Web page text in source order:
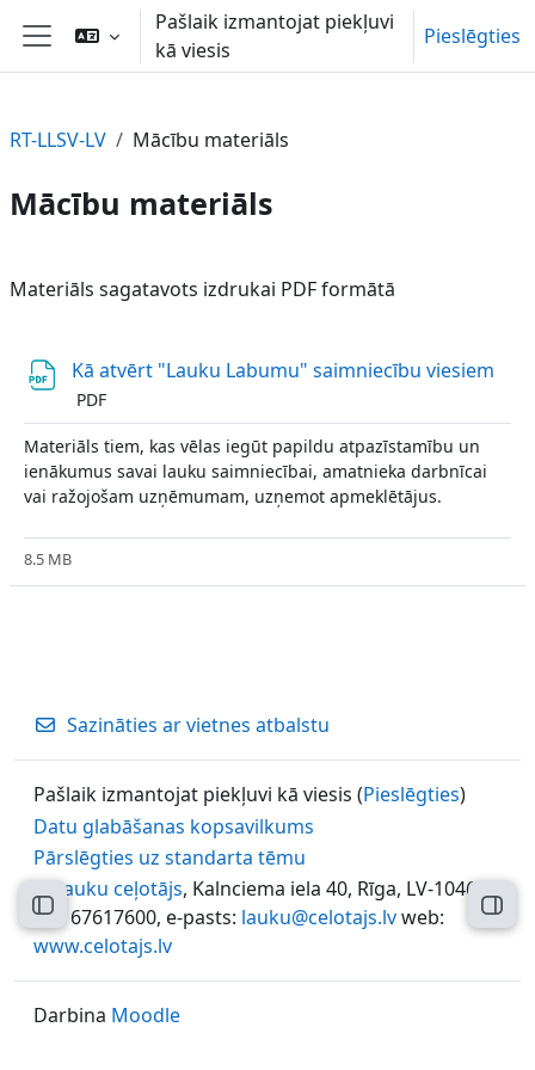
Atvērt galveno saturu
Sānu panelis
Pašlaik izmantojat piekļuvi
kā viesis
Pieslēgties
Atvērt kursu indeksu
RT-LLSV-LV Mācību materiāls
Mācību materiāls
Section outline
Materiāls sagatavots izdrukai PDF formātā
Kā atvērt "Lauku Labumu" saimniecību viesiem
PDF
Materiāls tiem, kas vēlas iegūt papildu atpazīstamību un
ienākumus savai lauku saimniecībai, amatnieka darbnīcai
vai ražojošam uzņēmumam, uzņemot apmeklētājus.
8.5 MB
Sazināties ar vietnes atbalstu
Pašlaik izmantojat piekļuvi kā viesis (Pieslēgties)
Datu glabāšanas kopsavilkums
Pārslēgties uz standarta tēmu
Lauku ceļotājs, Kalnciema iela 40, Rīga, LV-1046,
tel.: 67617600, e-pasts: lauku@celotajs.lvweb:
www.celotajs.lv
Darbina Moodle